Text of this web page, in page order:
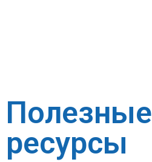
Полезные
ресурсы